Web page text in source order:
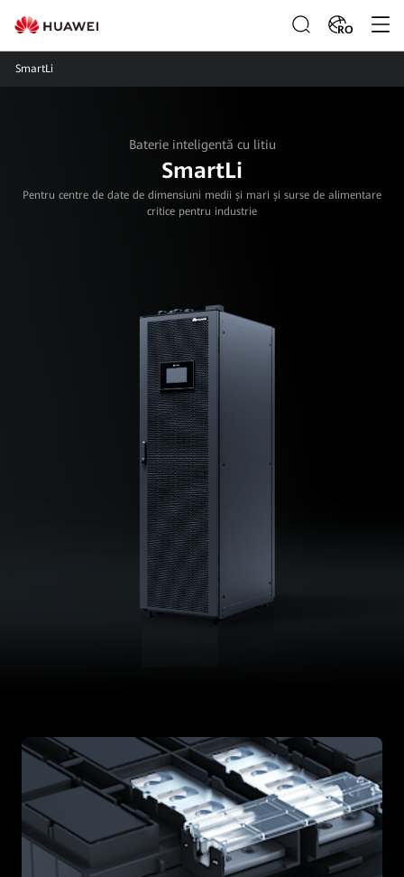
RO
SmartLi
Baterie inteligentă cu litiu
SmartLi
Pentru centre de date de dimensiuni medii și mari și surse de alimentare
critice pentru industrie